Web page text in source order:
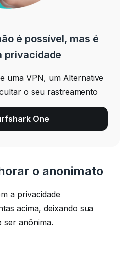
é possível, mas é
privacidade
uma VPN, um Alternative
o seu rastreamento
One
o anonimato
a privacidade
acima, deixando sua
ser anônima.